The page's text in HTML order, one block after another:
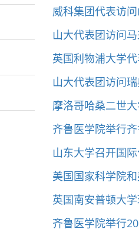
威科集团代表访
山大代表团访问
英国利物浦大学
山大代表团访问
摩洛哥哈桑二世
齐鲁医学院举行
山东大学召开国
美国国家科学院
英国南安普顿大
齐鲁医学院举行